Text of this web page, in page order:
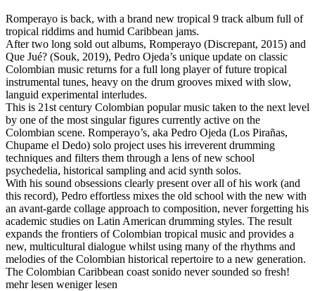
Romperayo is back, with a brand new tropical 9 track album full of
tropical riddims and humid Caribbean jams.
After two long sold out albums, Romperayo (Discrepant, 2015) and
Que Jué? (Souk, 2019), Pedro Ojeda’s unique update on classic
Colombian music returns for a full long player of future tropical
instrumental tunes, heavy on the drum grooves mixed with slow,
languid experimental interludes.
This is 21st century Colombian popular music taken to the next level
by one of the most singular figures currently active on the
Colombian scene. Romperayo’s, aka Pedro Ojeda (Los Pirañas,
Chupame el Dedo) solo project uses his irreverent drumming
techniques and filters them through a lens of new school
psychedelia, historical sampling and acid synth solos.
With his sound obsessions clearly present over all of his work (and
this record), Pedro effortless mixes the old school with the new with
an avant-garde collage approach to composition, never forgetting his
academic studies on Latin American drumming styles. The result
expands the frontiers of Colombian tropical music and provides a
new, multicultural dialogue whilst using many of the rhythms and
melodies of the Colombian historical repertoire to a new generation.
The Colombian Caribbean coast sonido never sounded so fresh!
mehr lesen weniger lesen